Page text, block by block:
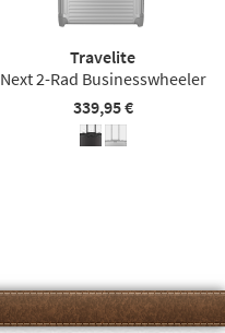
Travelite
Next 2-Rad Businesswheeler
339,95 €